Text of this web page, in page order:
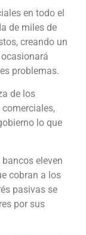
en todo el
de miles de
creando un
problemas.
de los
lo que
eleven
cobran a los
pasivas se
por sus